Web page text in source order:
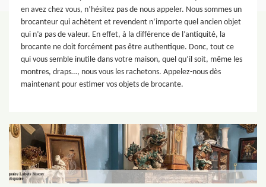
en avez chez vous, n’hésitez pas de nous appeler. Nous sommes un
brocanteur qui achètent et revendent n’importe quel ancien objet
qui n’a pas de valeur. En effet, à la différence de l’antiquité, la
brocante ne doit forcément pas être authentique. Donc, tout ce
qui vous semble inutile dans votre maison, quel qu’il soit, même les
montres, draps…, nous vous les rachetons. Appelez-nous dès
maintenant pour estimer vos objets de brocante.